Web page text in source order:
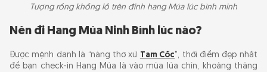
Tượng rồng khổng lồ trên đỉnh hang Múa lúc bình minh
Nên đi Hang Múa Ninh Bình lúc nào?
Được mệnh danh là “nàng thơ xứ Tam Cốc", thời điểm đẹp nhất
để bạn check-in Hang Múa là vào mùa lúa chín, khoảng tháng